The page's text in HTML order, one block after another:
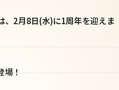
、2月8日(水)に1周年を迎えま
！